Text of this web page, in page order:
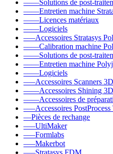
––––Solutions de post-
––––Entretien machine
––––Licences matériaux
––––Logiciels
–––Accessoires Stratasys
––––Calibration machine
––––Solutions de post-
––––Entretien machine
––––Logiciels
–––Accessoires Scanners 3D
––––Accessoires Shining 3D
––––Accessoires de
–––Accessoires
––Pièces de rechange
–––UltiMaker
–––Formlabs
–––Makerbot
–––Stratasys FDM